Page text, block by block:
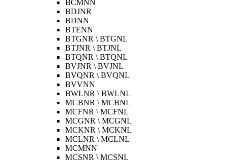
BCMNN
BDJNR
BDNN
BTENN
BTGNR \ BTGNL
BTJNR \ BTJNL
BTQNR \ BTQNL
BVJNR \ BVJNL
BVQNR \ BVQNL
BVVNN
BWLNR \ BWLNL
MCBNR \ MCBNL
MCFNR \ MCFNL
MCGNR \ MCGNL
MCKNR \ MCKNL
MCLNR \ MCLNL
MCMNN
MCSNR \ MCSNL